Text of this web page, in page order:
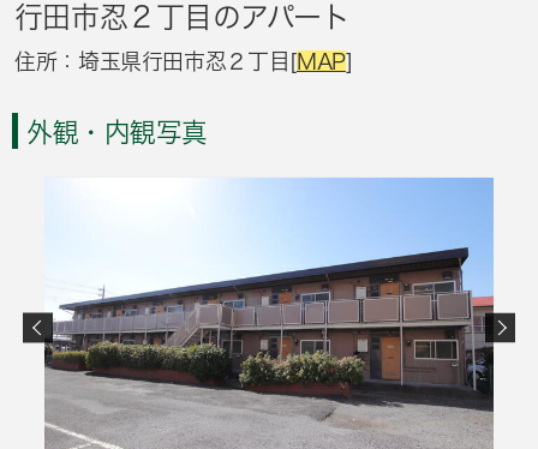
行田市忍２丁目のアパート
住所：埼玉県行田市忍２丁目[MAP]
外観・内観写真